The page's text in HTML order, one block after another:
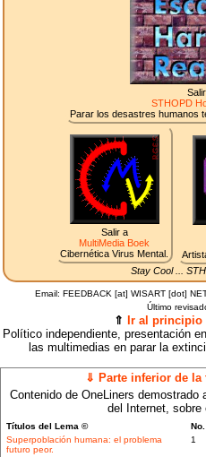
STHOPD
Parar los desastres humanos
Salir a
MultiMedia Boek
Cibernética Virus Mental.
Stay Cool ...
Email: FEEDBACK [at] WISART [dot]
Último
⇑ Ir al principio
Político independiente, presentación
las multimedias en parar la
⇓ Parte inferior de
Contenido de OneLiners demostrado
del Internet, sobre
Títulos del Lema © No.
Superpoblación humana: el problema
futuro peor.
1